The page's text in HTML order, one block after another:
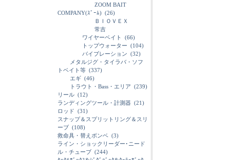
ZOOM BAIT
COMPANY(ｽﾞｰﾑ) (26)
ＢＩＯＶＥＸ
常吉
ワイヤーベイト
(66)
トップウォーター (104)
バイブレーション (32)
メタルジグ・タイラバ・ソフ
トベイト等 (337)
エギ (46)
トラウト・Bass・エリア (239)
リール (12)
ランディングツール・計測器 (21)
ロッド (31)
スナップ＆スプリットリング＆スリ
ーブ (108)
救命具・替えボンベ (3)
ライン・ショックリーダー･ニード
ル・チューブ (244)